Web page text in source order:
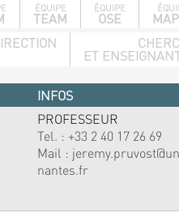
ÉQUIPE
TEAM
ÉQUIPE
OSE
ET
INFOS
PROFESSEUR
Tel. : +33 2 40 17 26 69
Mail :
nantes.fr